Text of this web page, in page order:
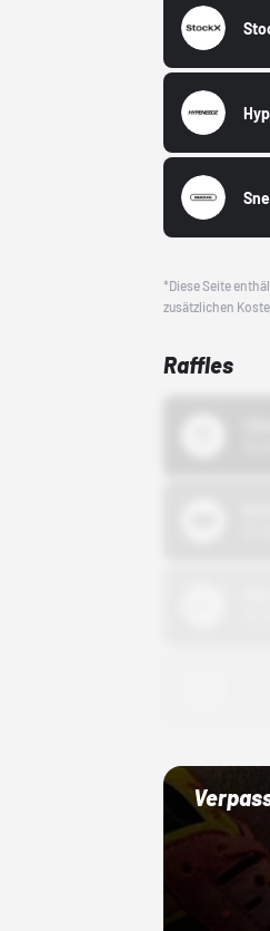
*Diese Seite
zusätzlichen
Raffles